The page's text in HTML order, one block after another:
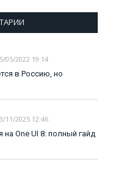
05/2022 19:14
в Россию, но
11/2025 12:46
One UI 8: полный гайд